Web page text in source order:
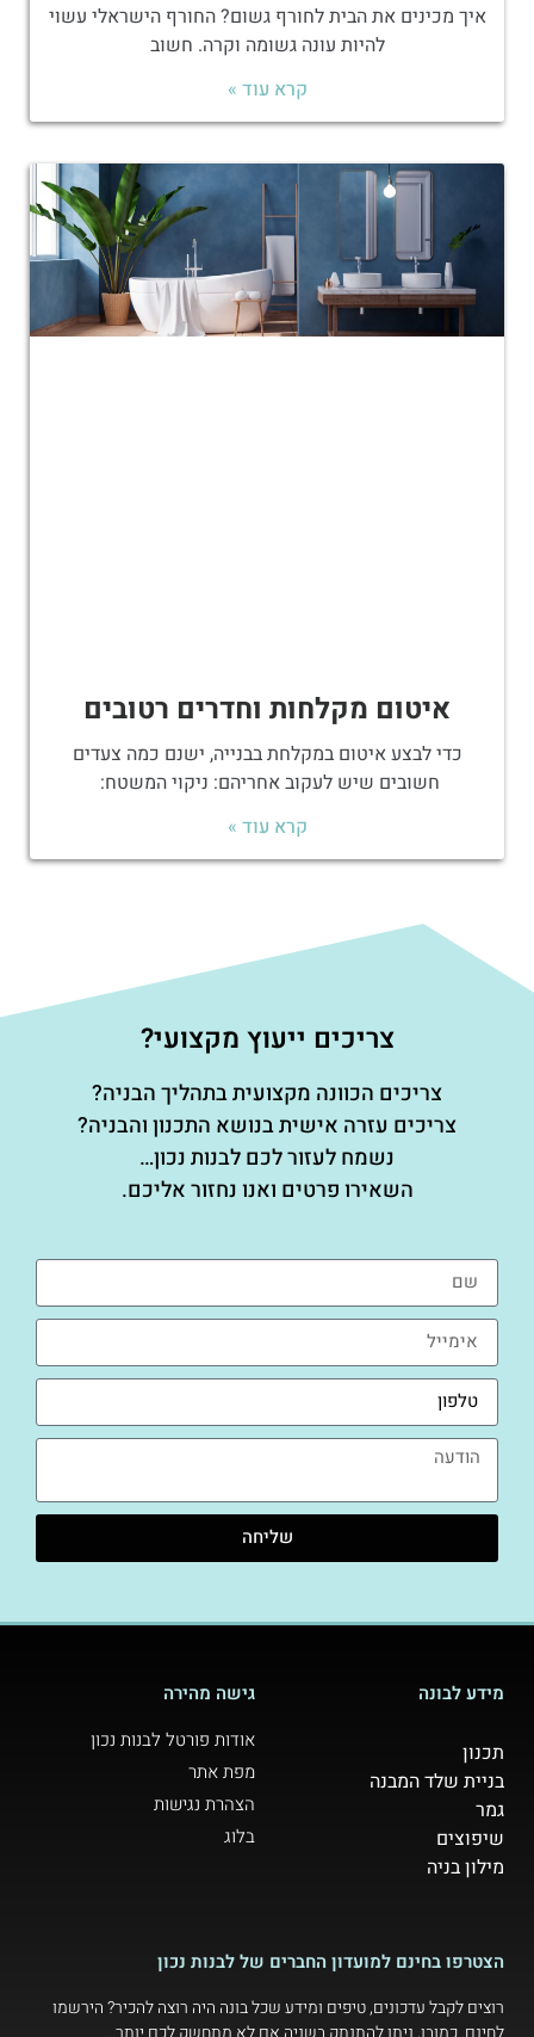
איך מכינים את הבית לחורף גשום? החורף הישראלי עשוי
להיות עונה גשומה וקרה. חשוב
קרא עוד »
איטום מקלחות וחדרים רטובים
כדי לבצע איטום במקלחת בבנייה, ישנם כמה צעדים
חשובים שיש לעקוב אחריהם: ניקוי המשטח:
קרא עוד »
צריכים ייעוץ מקצועי?
צריכים הכוונה מקצועית בתהליך הבניה?
צריכים עזרה אישית בנושא התכנון והבניה?
נשמח לעזור לכם לבנות נכון…
השאירו פרטים ואנו נחזור אליכם.
שליחה
מידע לבונה
תכנון
בניית שלד המבנה
גמר
שיפוצים
מילון בניה
גישה מהירה
אודות פורטל לבנות נכון
מפת אתר
הצהרת נגישות
בלוג
הצטרפו בחינם למועדון החברים של לבנות נכון
רוצים לקבל עדכונים, טיפים ומידע שכל בונה היה רוצה להכיר? הירשמו